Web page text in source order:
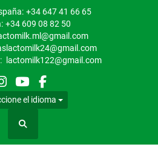
+34 647 41 66 65
+34 609 08 82 50
lactomilk122@gmail.com
instagram
youtube
facebook
el idioma
Buscar